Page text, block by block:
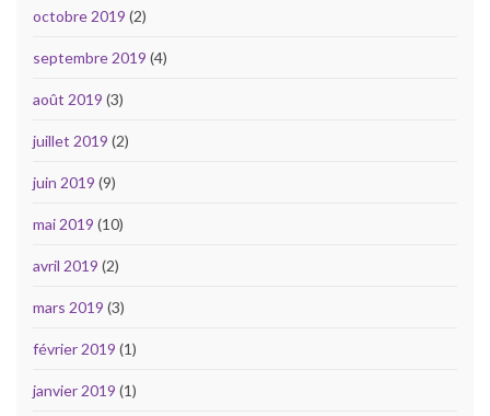
octobre 2019 (2)
septembre 2019 (4)
août 2019 (3)
juillet 2019 (2)
juin 2019 (9)
mai 2019 (10)
avril 2019 (2)
mars 2019 (3)
février 2019 (1)
janvier 2019 (1)